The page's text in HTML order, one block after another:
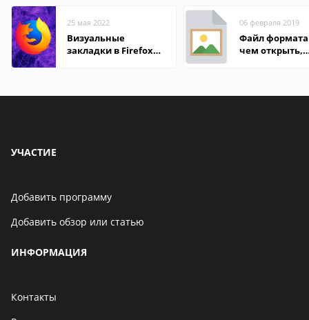
25 мая 2022
Визуальные
закладки в Firefox
06 февраля 2019
Файл формата
чем открыть,
УЧАСТИЕ
Добавить программу
Добавить обзор или статью
ИНФОРМАЦИЯ
Контакты